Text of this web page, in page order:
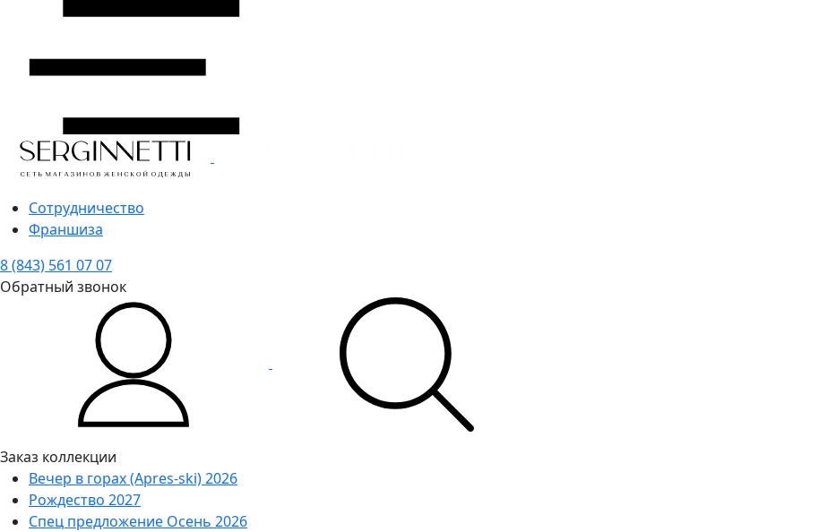
Сотрудничество
Франшиза
8 (843) 561 07 07
Обратный звонок
Заказ коллекции
Вечер в горах (Apres-ski) 2026
Рождество 2027
Спец предложение Осень 2026